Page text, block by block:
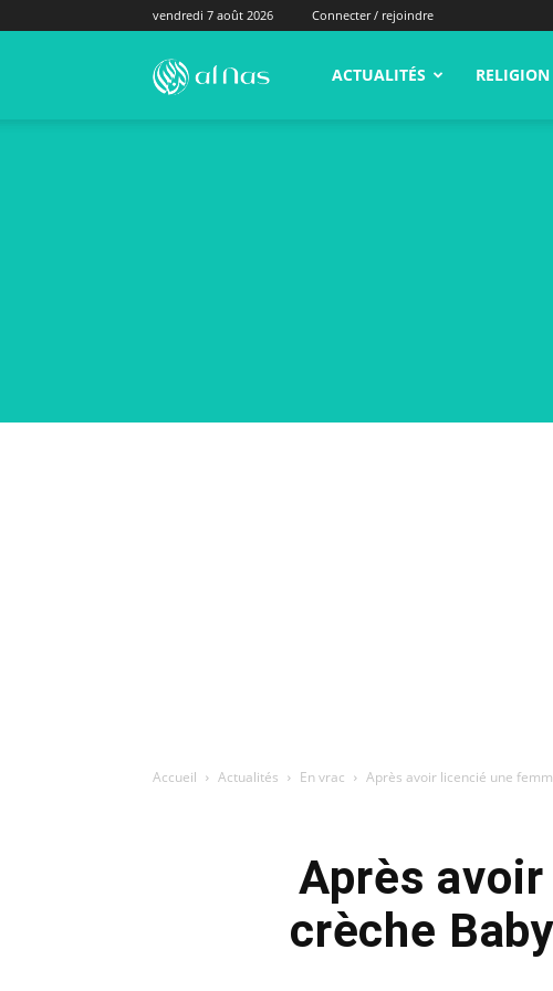
vendredi 7 août 2026 Connecter / rejoindre
alNas.fr ACTUALITÉS RELIGION
Accueil Actualités En vrac Après avoir licencié une
Après
crèche